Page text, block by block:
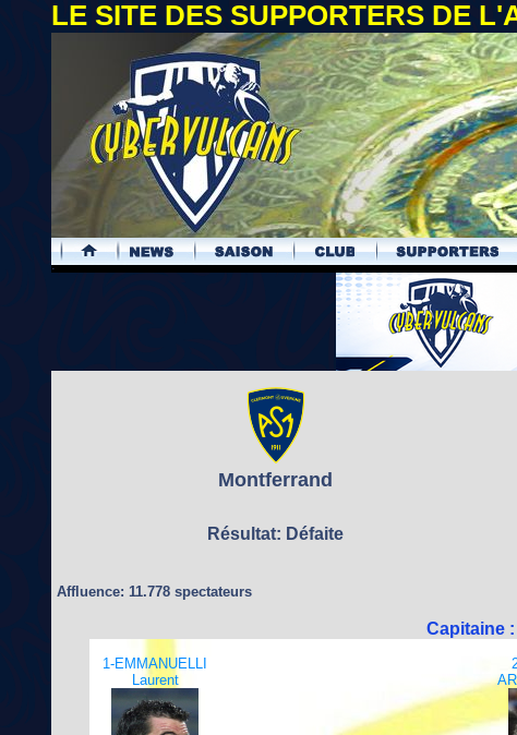
LE SITE DES SUPPORTERS DE
.
Montferrand
Résultat: Défaite
Affluence: 11.778 spectateurs
Capitaine
1-EMMANUELLI
Laurent